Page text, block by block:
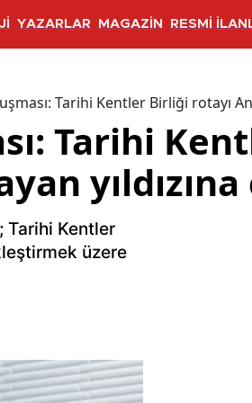
YAZARLAR MAGAZİN RESMİ
Tarihi Kentler Birliği rotayı
Tarihi
Tarihi Kentler
üzere